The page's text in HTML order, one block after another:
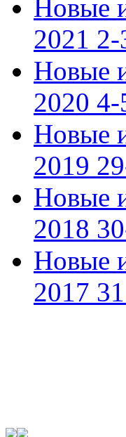
Новые
2021 2-
Новые
2020 4-
Новые
2019
Новые
2018
Новые
2017